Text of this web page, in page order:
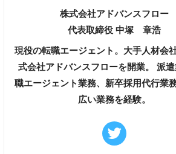
株式会社アドバンスフロー
代表取締役 中塚 章浩
現役の転職エージェント。大手人材会
式会社アドバンスフローを開業。 派
職エージェント業務、新卒採用代行業
広い業務を経験。